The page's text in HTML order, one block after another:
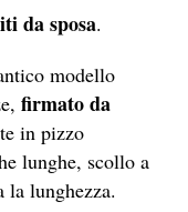
da sposa.
modello
firmato da
in pizzo
lunghe, scollo a
lunghezza.